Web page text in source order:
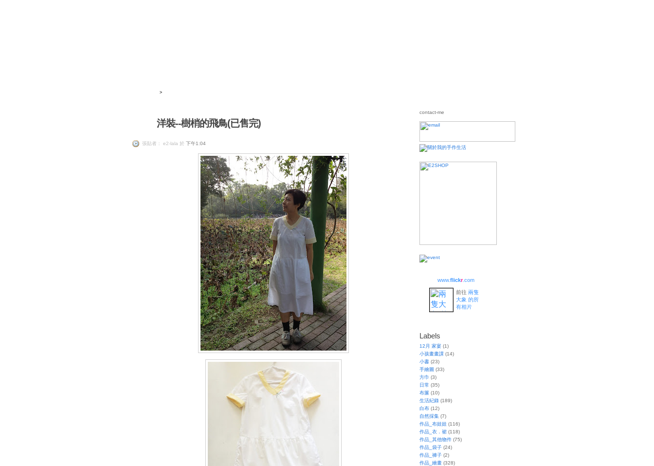
e2-lala
>
洋裝--樹梢的飛鳥(已售完)
張貼者： e2-lala 於 下午1:04
www.flickr.com
前往 兩隻
大象 的所
有相片
Labels
12月 家宴 (1)
小孩畫畫課 (14)
小書 (23)
手繪圖 (33)
方巾 (3)
日常 (35)
布簾 (10)
生活紀錄 (189)
白布 (12)
自然採集 (7)
作品_布娃娃 (116)
作品_衣．裙 (118)
作品_其他物件 (75)
作品_袋子 (24)
作品_褲子 (2)
作品_繪畫 (328)